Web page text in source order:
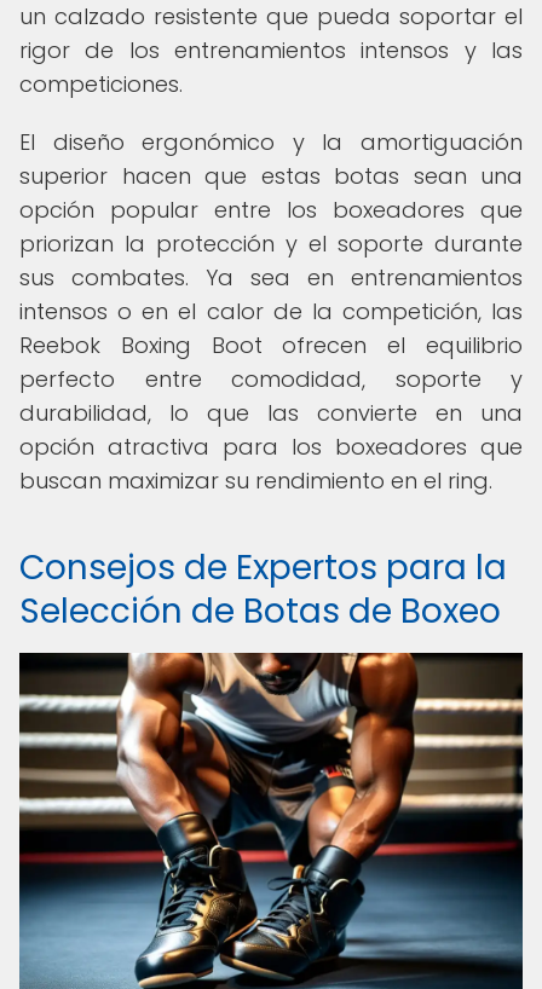
un calzado resistente que pueda soportar el
rigor de los entrenamientos intensos y las
competiciones.
El diseño ergonómico y la amortiguación
superior hacen que estas botas sean una
opción popular entre los boxeadores que
priorizan la protección y el soporte durante
sus combates. Ya sea en entrenamientos
intensos o en el calor de la competición, las
Reebok Boxing Boot ofrecen el equilibrio
perfecto entre comodidad, soporte y
durabilidad, lo que las convierte en una
opción atractiva para los boxeadores que
buscan maximizar su rendimiento en el ring.
Consejos de Expertos para la
Selección de Botas de Boxeo